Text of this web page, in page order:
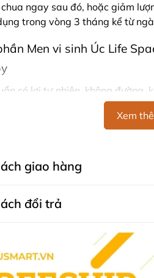
ngay sau đó, hoặc giảm
trong vòng 3 tháng kể từ
Men vi sinh Úc Life
có lợi tự nhiên, không
bảo quản Men vi sinh
nơi khô ráo thoáng mát, tránh
sản phẩm là thực phẩm chức
Men vi sinh cho bé
Powder For Baby 60g dành
Xem
giao hàng
đổi trả